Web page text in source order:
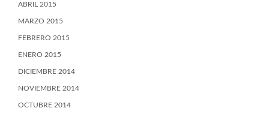
ABRIL 2015
MARZO 2015
FEBRERO 2015
ENERO 2015
DICIEMBRE 2014
NOVIEMBRE 2014
OCTUBRE 2014